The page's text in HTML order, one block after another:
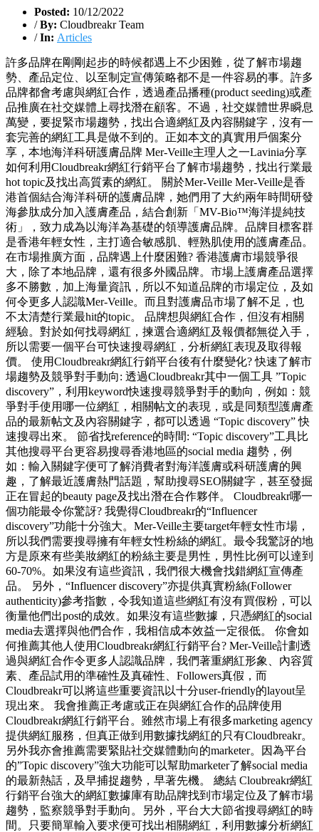
Posted: 10/12/2022
/ By: Cloudbreakr Team
/ In: Articles
許多品牌在剛剛起步的時候都遇上不少困難，從了解市場趨
勢、產品定位、以至制定宣傳策略都不是一件容易的事。許多
品牌都會考慮與網紅合作，透過產品播種(product seeding)或產
品推廣在社交媒體上尋找潛在顧客。不過，社交媒體世界瞬息
萬變，要捉緊市場趨勢，找出合適網紅及內容關鍵字，沒有一
套完善的網紅工具是做不到的。正如本文的真實用戶個案分
享，本地海洋科研護膚品牌 Mer-Veille主理人之一Lavinia分享
如何利用Cloudbreakr網紅行銷平台了解市場趨勢，找出行業最
hot topic及找出高質素的網紅。 關於Mer-Veille Mer-Veille是香
港首個結合海洋科研的護膚品牌，她們用了大約兩年時間研發
海參肽成分加入護膚產品，結合創新「MV-Bio™海洋提純技
術」，致力成為以海洋為基礎的領導護膚品牌。品牌目標客群
是香港年輕女性，主打適合敏感肌、輕熟肌使用的護膚產品。
在市場推廣方面，品牌遇上什麼困難? 香港護膚市場競爭很
大，除了本地品牌，還有很多外國品牌。市場上護膚產品選擇
多不勝數，加上海量資訊，所以不知道品牌的市場定位，及如
何令更多人認識Mer-Veille。而且對護膚品市場了解不足，也
不太清楚行業最hit的topic。 品牌想與網紅合作，但沒有相關
經驗。對於如何找尋網紅，揀選合適網紅及報價都無從入手，
所以需要一個平台可快速搜尋網紅，分析網紅表現及取得報
價。 使用Cloudbreakr網紅行銷平台後有什麼變化? 快速了解市
場趨勢及競爭對手動向: 透過Cloudbreakr其中一個工具 ”Topic
discovery”，利用keyword快速搜尋競爭對手的動向，例如：競
爭對手使用哪一位網紅，相關帖文的表現，或是同類型護膚產
品的最新帖文及內容關鍵字，都可以透過 “Topic discovery” 快
速搜尋出來。 節省找reference的時間: “Topic discovery”工具比
其他搜尋平台更容易搜尋香港地區的social media 趨勢，例
如：輸入關鍵字便可了解消費者對海洋護膚或科研護膚的興
趣，了解最近護膚熱門話題，幫助搜尋SEO關鍵字，甚至發掘
正在冒起的beauty page及找出潛在合作夥伴。 Cloudbreakr哪一
個功能最令你驚訝? 我覺得Cloudbreakr的“Influencer
discovery”功能十分強大。Mer-Veille主要target年輕女性市場，
所以我們需要搜尋擁有年輕女性粉絲的網紅。最令我驚訝的地
方是原來有些美妝網紅的粉絲主要是男性，男性比例可以達到
60-70%。如果沒有這些資訊，我們很大機會找錯網紅宣傳產
品。 另外，“Influencer discovery”亦提供真實粉絲(Follower
authenticity)參考指數，令我知道這些網紅有沒有買假粉，可以
衡量他們出post的成效。如果沒有這些數據，只憑網紅的social
media去選擇與他們合作，我相信成本效益一定很低。 你會如
何推薦其他人使用Cloudbreakr網紅行銷平台? Mer-Veille計劃透
過與網紅合作令更多人認識品牌，我們著重網紅形象、內容質
素、產品試用的準確性及真確性、Followers真假，而
Cloudbreakr可以將這些重要資訊以十分user-friendly的layout呈
現出來。 我會推薦正考慮或正在與網紅合作的品牌使用
Cloudbreakr網紅行銷平台。雖然市場上有很多marketing agency
提供網紅服務，但真正做到用數據找網紅的只有Cloudbreakr。
另外我亦會推薦需要緊貼社交媒體動向的marketer。因為平台
的”Topic discovery”強大功能可以幫助marketer了解social media
的最新熱話，及早捕捉趨勢，早著先機。 總結 Cloubreakr網紅
行銷平台強大的網紅數據庫有助品牌找到市場定位及了解市場
趨勢，監察競爭對手動向。另外，平台大大節省搜尋網紅的時
間。只要簡單輸入要求便可找出相關網紅，利用數據分析網紅